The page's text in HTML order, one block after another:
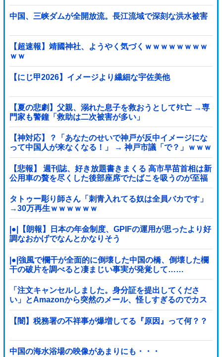
中国、三峡ダムが全開放流。長江流域で深刻な洪水被害
【超速報】靖國神社、ようやく気づくｗｗｗｗｗｗｗｗ
ｗｗ
【にじ甲2026】イメージより繊細な宇佐美他
【夏の悲劇】父親、溺れた息子を救おうとしてﾀﾋ亡 →専
門家も警鐘「救助は二次被害が多い」
【神対応】？「あなたのせいで神戸が反中イメージにな
って中国人が来なくなる！」 → 神戸市議「で？」ｗｗｗ
ｗｗｗｗｗｗｗｗｗｗｗｗ
【悲報】 週刊誌、好き放題書きまくる 高市早苗首相は新
公用車の贅を尽くした後部座席でたばこを吸うのが至福
の時間「どんどん延びる乗車時間」
タトゥー彫り師さん「刺青入れてる奴は全員バカです」
→30万再生ｗｗｗｗｗｗ
|●|【朗報】日本の年金制度、GPIFの運用が思ったより好
調なおかげでなんとかなりそう
|●|強風で欄干が全面的に倒壊した中国の橋、倒壊した欄
干の破片を調べると凄まじい事実が発覚して……
「注文キャンセルしました。身分証を提出してくださ
い」とAmazonから突然のメール、怪しすぎるのでカス
タマーに確認したら……
【闇】税務署の不祥事が爆増してる『原因』って何？？
中国の海水浴場の映像があまりにも・・・